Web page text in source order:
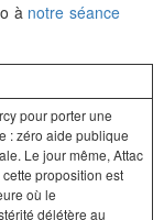
à notre séance
pour porter une
: zéro aide publique
Le jour même, Attac
proposition est
où le
délétère au